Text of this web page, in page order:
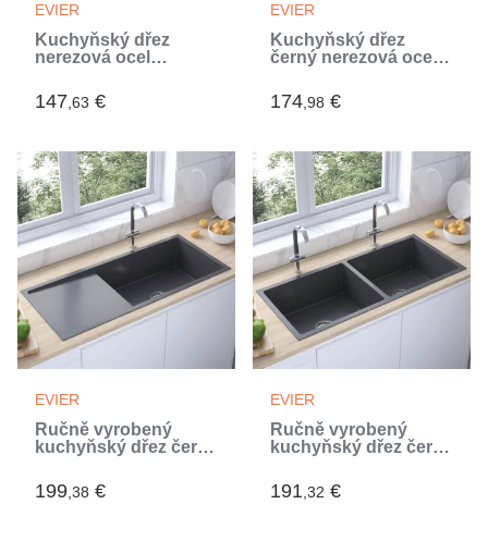
EVIER
Kuchyňský dřez
nerezová ocel
147,63 €
EVIER
Kuchyňský dřez
černý nerezová ocel
174,98 €
EVIER
Ručně vyrobený
kuchyňský dřez černý
199,38 €
EVIER
Ručně vyrobený
kuchyňský dřez černý
191,32 €